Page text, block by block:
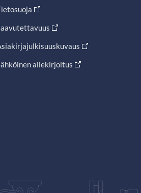
allekirjoitus